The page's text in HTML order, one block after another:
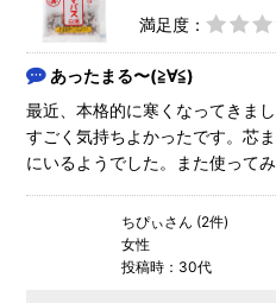
満足度：
あったまる〜(≧∀≦)
最近、本格的に寒くなってきま
すごく気持ちよかったです。芯
にいるようでした。また使って
ちぴぃさん (2件)
女性
投稿時：30代